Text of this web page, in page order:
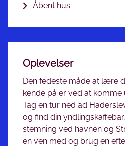
Åbent hus
Oplevelser
Den fedeste måde at lære
kende på er ved at
Tag en tur ned ad
og find din
stemning ved havnen og
en ven med og brug en